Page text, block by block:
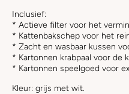
Inclusief:
* Actieve filter voor het
* Kattenbakschep voor het
* Zacht en wasbaar kussen
* Kartonnen krabpaal voor de
* Kartonnen speelgoed voor
Kleur: grijs met wit.